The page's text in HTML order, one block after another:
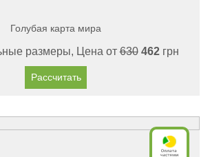
Голубая карта мира
размеры, Цена от630 462грн
Рассчитать